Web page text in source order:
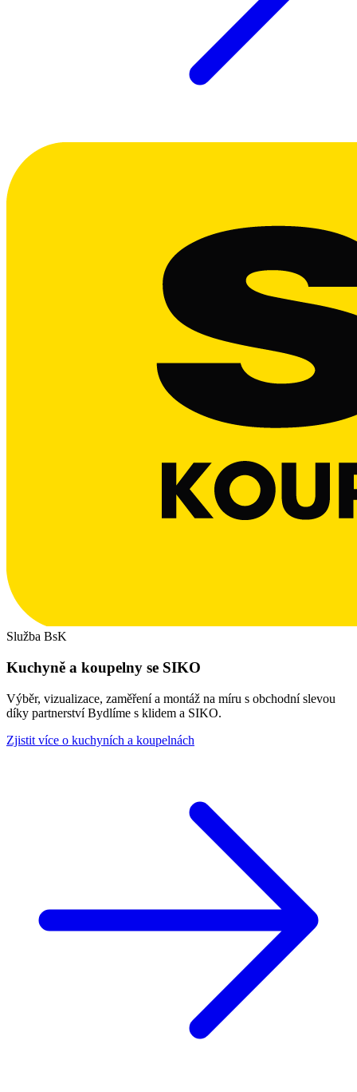
Služba BsK
Kuchyně a koupelny se SIKO
Výběr, vizualizace, zaměření a montáž na míru s obchodní slevou
díky partnerství Bydlíme s klidem a SIKO.
Zjistit více o kuchyních a koupelnách